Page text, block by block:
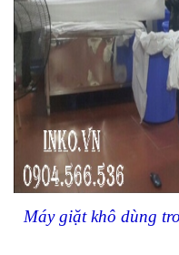
Máy giặt khô dùng